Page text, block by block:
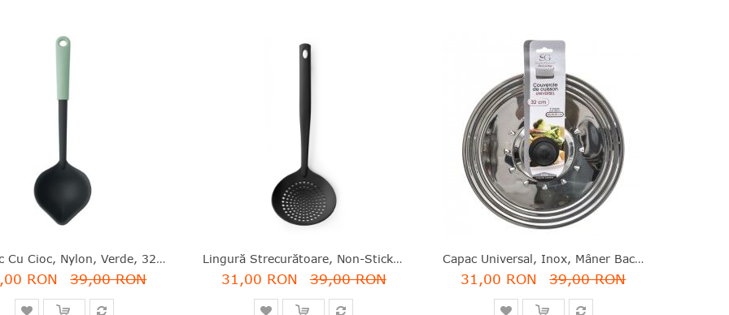
Polonic Cu Cioc, Nylon, Verde, 32.8 Cm, Tasty Plus, Brabantia - 8710755122729
RON 39,00 RON
Lingură Strecurătoare, Non-Stick, Nylon, Negru, 33.3 Cm, Black Line, Brabantia - 8710755365102
31,00 RON 39,00 RON
Capac Universal, Inox, Mâner Bachelită, 32 Cm, Secret De Gourmet - 3560239301462
31,00 RON 39,00 RON